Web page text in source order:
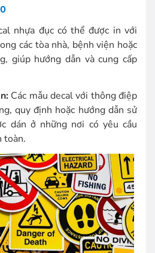
nhựa đục có thể được in với
các tòa nhà, bệnh viện hoặc
giúp hướng dẫn và cung cấp
Các mẫu decal với thông điệp
quy định hoặc hướng dẫn sử
dán ở những nơi có yêu cầu
toàn.